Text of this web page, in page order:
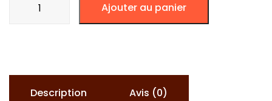
SCALE
Ajouter au panier
Description Avis (0)